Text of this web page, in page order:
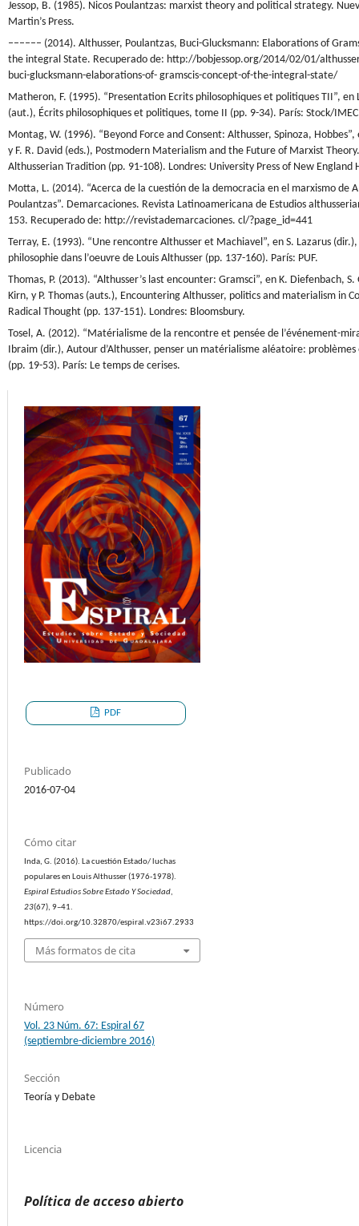
Jessop, B. (1985). Nicos Poulantzas: marxist theory and political strategy.
Martin’s Press.
–––––– (2014). Althusser, Poulantzas, Buci-Glucksmann: Elaborations of
the integral State. Recuperado de: http://bobjessop.org/2014/02/01/
buci-glucksmann-elaborations-of- gramscis-concept-of-the-integral-state/
Matheron, F. (1995). “Presentation Ecrits philosophiques et politiques TII”, en
(aut.), Écrits philosophiques et politiques, tome II (pp. 9-34). París: Stock/
Montag, W. (1996). “Beyond Force and Consent: Althusser, Spinoza, Hobbes”,
y F. R. David (eds.), Postmodern Materialism and the Future of Marxist
Althusserian Tradition (pp. 91-108). Londres: University Press of New England
Motta, L. (2014). “Acerca de la cuestión de la democracia en el marxismo de
Poulantzas”. Demarcaciones. Revista Latinoamericana de Estudios
153. Recuperado de: http://revistademarcaciones. cl/?page_id=441
Terray, E. (1993). “Une rencontre Althusser et Machiavel”, en S. Lazarus
philosophie dans l’oeuvre de Louis Althusser (pp. 137-160). París: PUF.
Thomas, P. (2013). “Althusser’s last encounter: Gramsci”, en K. Diefenbach, S.
Kirn, y P. Thomas (auts.), Encountering Althusser, politics and materialism in
Radical Thought (pp. 137-151). Londres: Bloomsbury.
Tosel, A. (2012). “Matérialisme de la rencontre et pensée de l’événement-
Ibraim (dir.), Autour d’Althusser, penser un matérialisme aléatoire:
(pp. 19-53). París: Le temps de cerises.
PDF
Publicado
2016-07-04
Cómo citar
Inda, G. (2016). La cuestión Estado/ luchas
populares en Louis Althusser (1976-1978).
Espiral Estudios Sobre Estado Y Sociedad,
23(67), 9–41.
https://doi.org/10.32870/espiral.v23i67.2933
Más formatos de cita
Número
Vol. 23 Núm. 67: Espiral 67
(septiembre-diciembre 2016)
Sección
Teoría y Debate
Licencia
Política de acceso abierto